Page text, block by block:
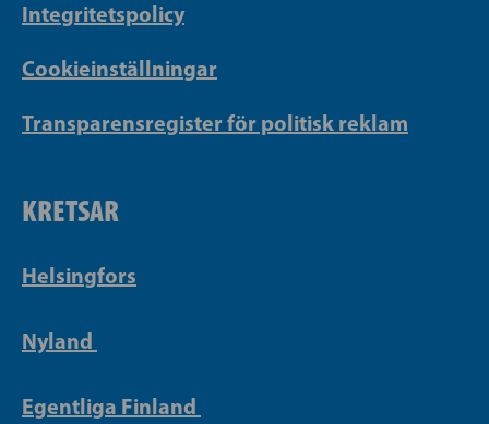
Integritetspolicy
Cookieinställningar
Transparensregister för politisk reklam
KRETSAR
Helsingfors
Nyland
Egentliga Finland